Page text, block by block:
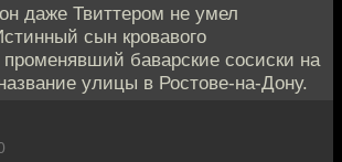
даже Твиттером не умел
сын кровавого
баварские сосиски на
улицы в Ростове-на-Дону.